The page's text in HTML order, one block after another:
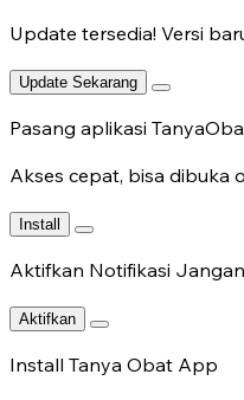
Update tersedia! Versi baru
Update Sekarang
Pasang aplikasi
Akses cepat, bisa dibuka
Install
Aktifkan Notifikasi Jangan
Aktifkan
Install Tanya Obat App